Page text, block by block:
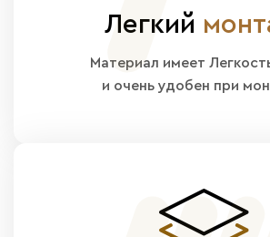
Легкий
Материал имеет
и очень удобен при